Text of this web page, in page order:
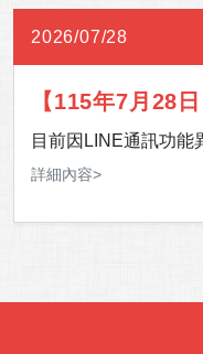
2026/07/28
【115年7月28
訊異常】
目前因LINE通訊功能
時無法提供服務。 影
詳細內容>